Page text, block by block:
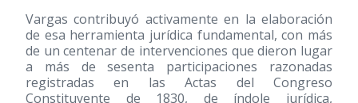
Vargas contribuyó activamente en la elaboración
de esa herramienta jurídica fundamental, con más
de un centenar de intervenciones que dieron lugar
a más de sesenta participaciones razonadas
registradas en las Actas del Congreso
Constituyente de 1830, de índole jurídica,